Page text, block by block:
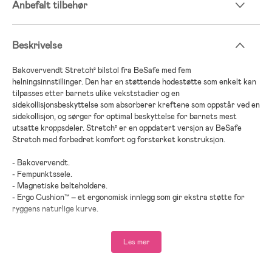
Anbefalt tilbehør
Beskrivelse
Bakovervendt Stretch² bilstol fra BeSafe med fem
helningsinnstillinger. Den har en støttende hodestøtte som enkelt kan
tilpasses etter barnets ulike vekststadier og en
sidekollisjonsbeskyttelse som absorberer kreftene som oppstår ved en
sidekollisjon, og sørger for optimal beskyttelse for barnets mest
utsatte kroppsdeler. Stretch² er en oppdatert versjon av BeSafe
Stretch med forbedret komfort og forsterket konstruksjon.
- Bakovervendt.
- Fempunktssele.
- Magnetiske belteholdere.
- Ergo Cushion™ – et ergonomisk innlegg som gir ekstra støtte for
ryggens naturlige kurve.
Les mer